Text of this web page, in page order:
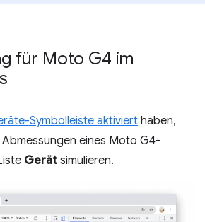
für Moto G4 im
Symbolleiste aktiviert haben,
eines Moto G4-
Gerät simulieren.